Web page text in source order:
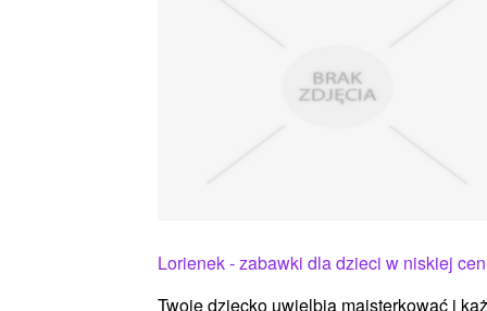
Lorienek - zabawki dla dzieci w niskiej
Twoje dziecko uwielbia majsterkować i